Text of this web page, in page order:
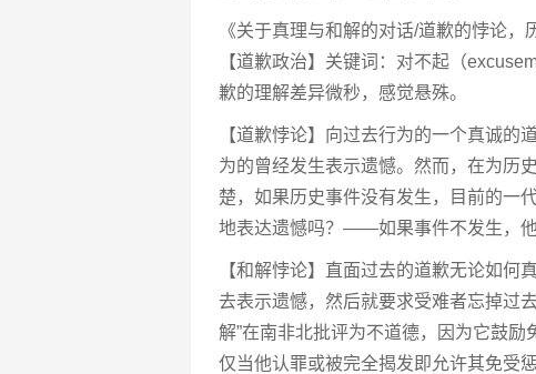
《关于真理与和解的对话/道歉的悖论，
【道歉政治】关键词：对不起（
歉的理解差异微秒，感觉悬殊。
【道歉悖论】向过去行为的一个真诚
为的曾经发生表示遗憾。然而，在为历
楚，如果历史事件没有发生，目前的一
地表达遗憾吗？——如果事件不发生，他
【和解悖论】直面过去的道歉无论如何
去表示遗憾，然后就要求受难者忘掉过
解”在南非北批评为不道德，因为它鼓励
仅当他认罪或被完全揭发即允许其免